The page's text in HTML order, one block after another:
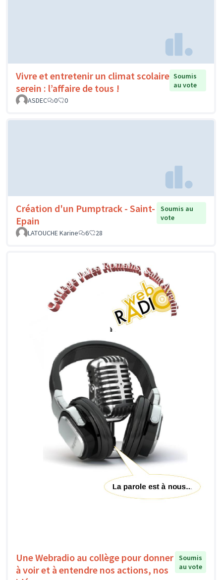
Vivre et entretenir un climat scolaire
serein : l’affaire de tous !
Soumis
au vote
ASDEC
0 0
Création d'un Pumptrack - Saint-
Epain
Soumis au
vote
LATOUCHE Karine
6 28
Une Webradio au collège pour donner
à voir et à entendre nos actions, nos
Soumis
au vote